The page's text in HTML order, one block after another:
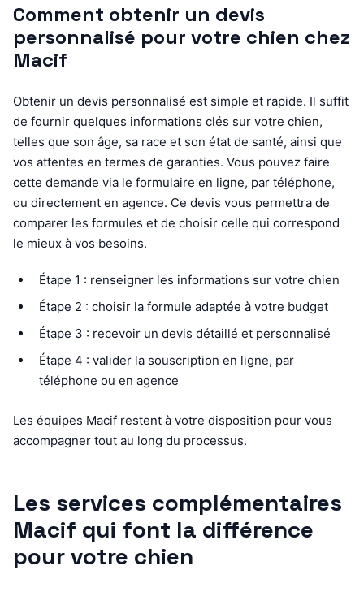
Comment obtenir un devis
personnalisé pour votre chien chez
Macif
Obtenir un devis personnalisé est simple et rapide. Il suffit
de fournir quelques informations clés sur votre chien,
telles que son âge, sa race et son état de santé, ainsi que
vos attentes en termes de garanties. Vous pouvez faire
cette demande via le formulaire en ligne, par téléphone,
ou directement en agence. Ce devis vous permettra de
comparer les formules et de choisir celle qui correspond
le mieux à vos besoins.
Étape 1 : renseigner les informations sur votre chien
Étape 2 : choisir la formule adaptée à votre budget
Étape 3 : recevoir un devis détaillé et personnalisé
Étape 4 : valider la souscription en ligne, par
téléphone ou en agence
Les équipes Macif restent à votre disposition pour vous
accompagner tout au long du processus.
Les services complémentaires
Macif qui font la différence
pour votre chien